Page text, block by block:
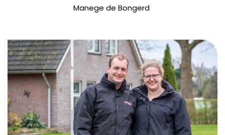
Manege de Bongerd